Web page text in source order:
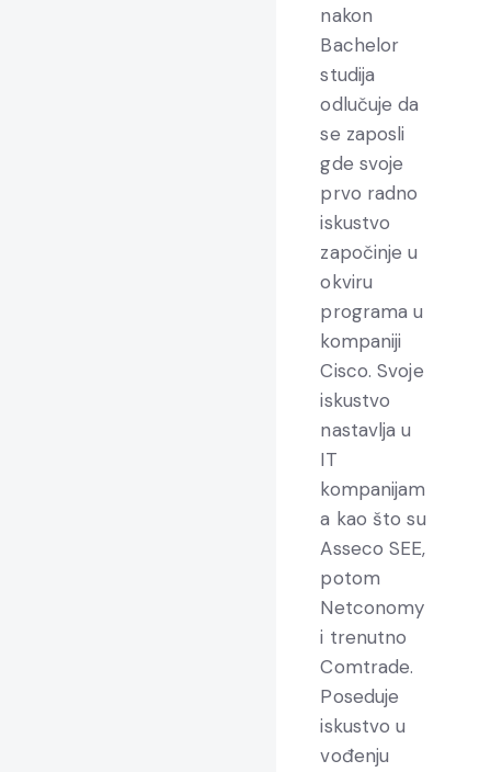
nakon
Bachelor
studija
odlučuje da
se zaposli
gde svoje
prvo radno
iskustvo
započinje u
okviru
programa u
kompaniji
Cisco. Svoje
iskustvo
nastavlja u
IT
kompanijam
a kao što su
Asseco SEE,
potom
Netconomy
i trenutno
Comtrade.
Poseduje
iskustvo u
vođenju